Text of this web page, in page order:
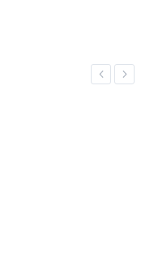
Previous
Next